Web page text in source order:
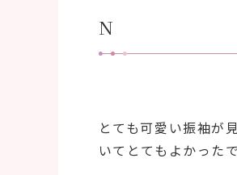
N
とても可愛い振袖が
いてとてもよかったで